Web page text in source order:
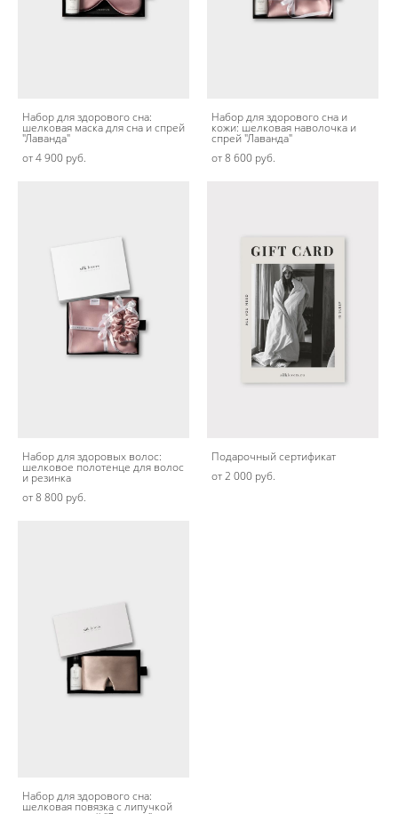
Набор для здорового сна:
шелковая маска для сна и спрей
"Лаванда"
от 4 900 pуб.
Набор для здорового сна и
кожи: шелковая наволочка и
спрей "Лаванда"
от 8 600 pуб.
Набор для здоровых волос:
шелковое полотенце для волос
и резинка
от 8 800 pуб.
Подарочный сертификат
от 2 000 pуб.
Набор для здорового сна:
шелковая повязка c липучкой